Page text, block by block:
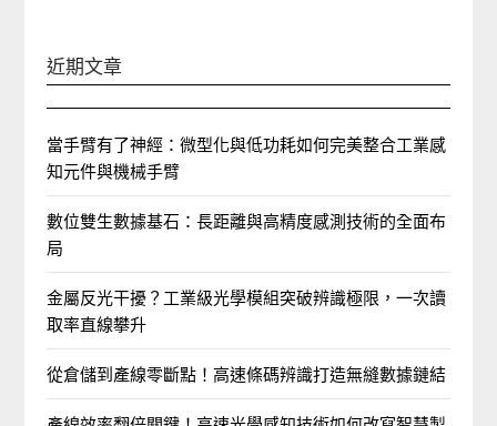
近期文章
當手臂有了神經：微型化與低功耗如何完美整合工業感
知元件與機械手臂
數位雙生數據基石：長距離與高精度感測技術的全面布
局
金屬反光干擾？工業級光學模組突破辨識極限，一次讀
取率直線攀升
從倉儲到產線零斷點！高速條碼辨識打造無縫數據鏈結